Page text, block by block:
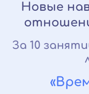
Новые
За 10